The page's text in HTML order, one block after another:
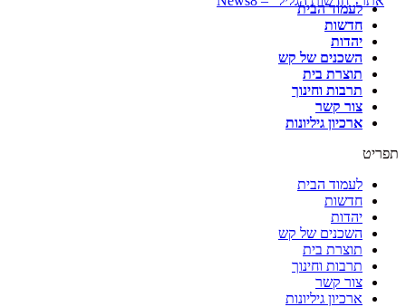
לעמוד הבית
חדשות
יהדות
השכנים של קש
תוצרת בית
תרבות וחינוך
צור קשר
ארכיון גיליונות
תפריט
לעמוד הבית
חדשות
יהדות
השכנים של קש
תוצרת בית
תרבות וחינוך
צור קשר
ארכיון גיליונות